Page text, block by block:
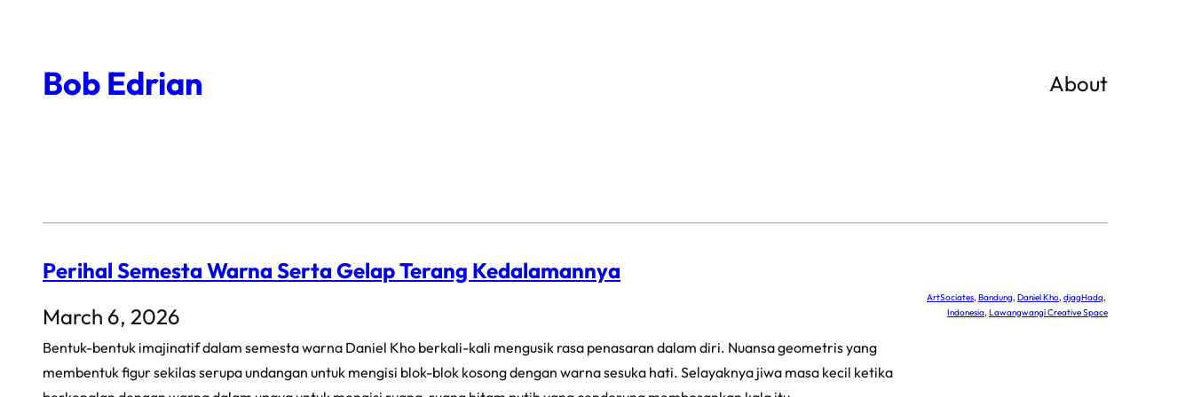
content
Bob Edrian About
Perihal Semesta Warna Serta Gelap Terang Kedalamannya
March 6, 2026
Bentuk-bentuk imajinatif dalam semesta warna Daniel Kho berkali-kali mengusik rasa penasaran dalam diri. Nuansa geometris yang
membentuk figur sekilas serupa undangan untuk mengisi blok-blok kosong dengan warna sesuka hati. Selayaknya jiwa masa kecil ketika
ArtSociates, Bandung, Daniel Kho, djagHadq
Indonesia, Lawangwangi Creative Space